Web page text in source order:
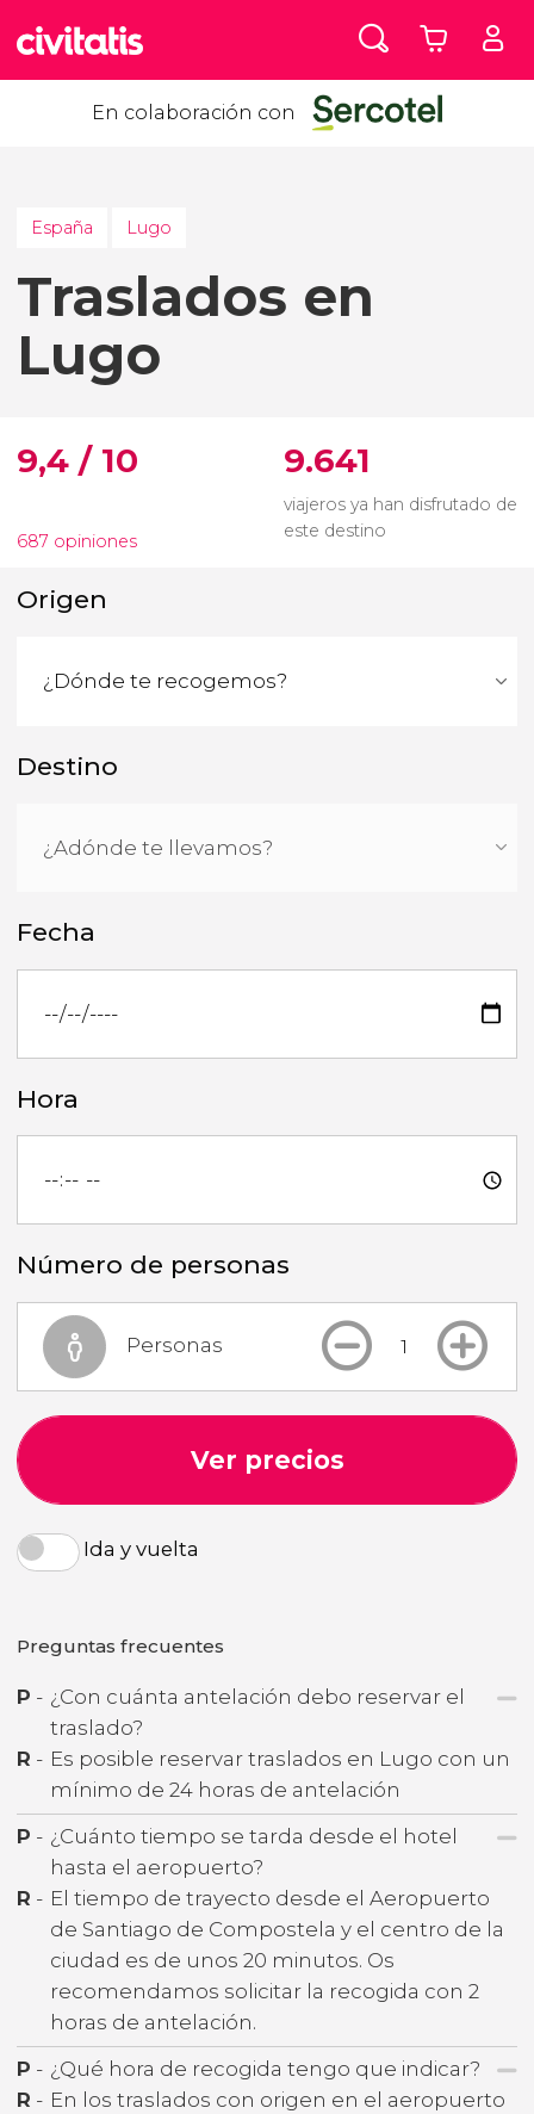
En colaboración con
España Lugo
Traslados en
Lugo
9,4 / 10
687 opiniones
9.641
viajeros ya han disfrutado de
este destino
Origen
Destino
Fecha
Hora
Número de personas
Personas
Ver precios
Ida y vuelta
Preguntas frecuentes
P - ¿Con cuánta antelación debo reservar el
traslado?
R - Es posible reservar traslados en Lugo con un
mínimo de 24 horas de antelación
P - ¿Cuánto tiempo se tarda desde el hotel
hasta el aeropuerto?
R - El tiempo de trayecto desde el Aeropuerto
de Santiago de Compostela y el centro de la
ciudad es de unos 20 minutos. Os
recomendamos solicitar la recogida con 2
horas de antelación.
P - ¿Qué hora de recogida tengo que indicar?
R - En los traslados con origen en el aeropuerto